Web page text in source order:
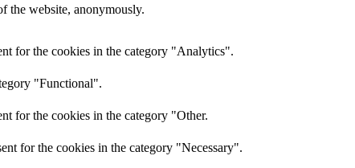
the website, anonymously.
for the cookies in the category "Analytics".
"Functional".
for the cookies in the category "Other.
for the cookies in the category "Necessary".